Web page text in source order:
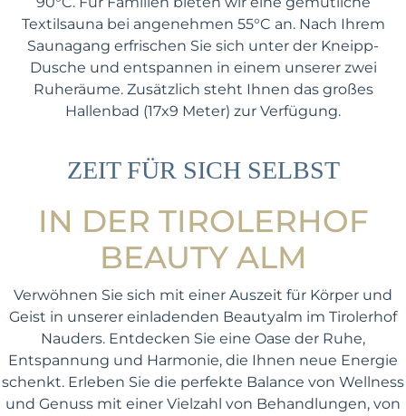
Textilsauna bei angenehmen 55°C an. Nach Ihrem
Saunagang erfrischen Sie sich unter der Kneipp-
Dusche und entspannen in einem unserer zwei
Ruheräume. Zusätzlich steht Ihnen das großes
Hallenbad (17x9 Meter) zur Verfügung.
ZEIT FÜR SICH SELBST
IN DER TIROLERHOF
BEAUTY ALM
Verwöhnen Sie sich mit einer Auszeit für Körper und
Geist in unserer einladenden Beautyalm im Tirolerhof
Nauders. Entdecken Sie eine Oase der Ruhe,
Entspannung und Harmonie, die Ihnen neue Energie
schenkt. Erleben Sie die perfekte Balance von Wellness
und Genuss mit einer Vielzahl von Behandlungen, von